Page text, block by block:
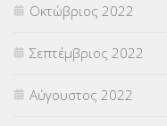
Οκτώβριος 2022
Σεπτέμβριος 2022
Αύγουστος 2022